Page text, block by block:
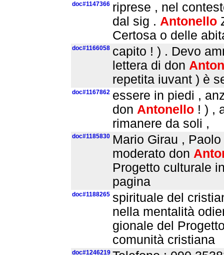
doc#1147366 riprese , nel
dal sig . Antonello
Certosa o delle
doc#1166058 capito ! ) . Devo
lettera di don
repetita iuvant ) è
doc#1167862 essere in piedi ,
don Antonello ! ) ,
rimanere da soli ,
doc#1185830 Mario Girau ,
moderato don
Progetto culturale
pagina
doc#1188265 spirituale del
nella mentalità
gionale del
comunità cri­stiana
doc#1246219